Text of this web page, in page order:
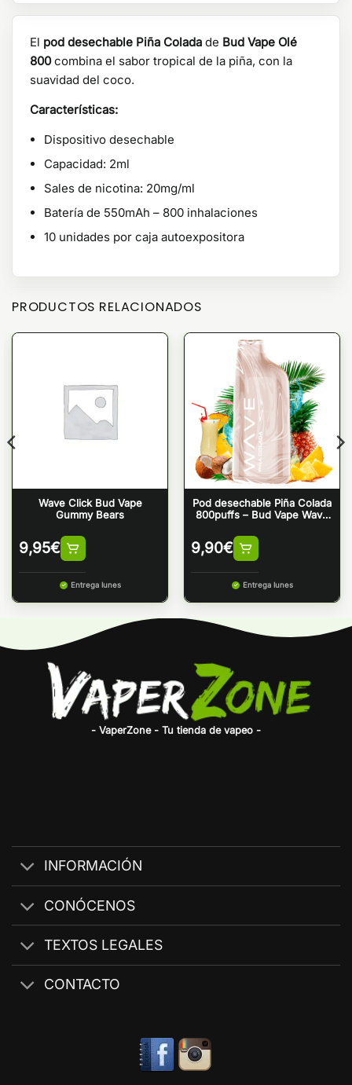
El pod desechable Piña Colada de Bud Vape Olé
800combina el sabor tropical de la piña, con la
suavidad del coco.
Características:
Dispositivo desechable
Capacidad: 2ml
Sales de nicotina: 20mg/ml
Batería de 550mAh – 800 inhalaciones
10 unidades por caja autoexpositora
PRODUCTOS RELACIONADOS
Wave Click Bud Vape
Gummy Bears
9,95€
Entrega lunes
Pod desechable Piña Colada
800puffs – Bud Vape Wave
9,90€
Entrega lunes
- VaperZone - Tu tienda de vapeo -
INFORMACIÓN
CONÓCENOS
TEXTOS LEGALES
CONTACTO